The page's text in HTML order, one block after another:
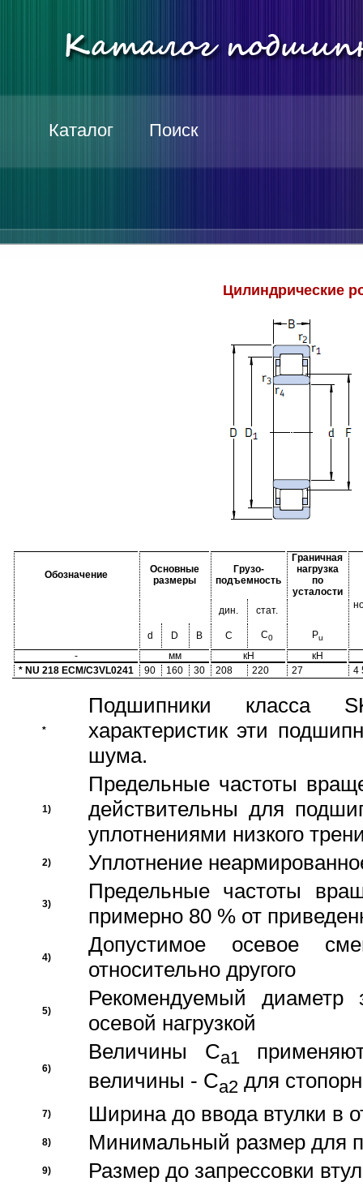
Каталог Поиск
Цилиндрические
Обозначение
Основные
размеры
Грузо-
подъемность
Граничная
нагрузка
по
усталости
дин.
стат.
d D B C C0 Pu
- мм кН
кН
* NU 218 ECM/C3VL0241
90 160 30 208 220 27 4
*
Подшипники класса
характеристик эти
шума.
1)
Предельные частоты
действительны для
уплотнениями низкого
2) Уплотнение
3)
Предельные частоты
примерно 80 % от
4)
Допустимое осевое
относительно другого
5)
Рекомендуемый диаметр
осевой нагрузкой
6)
Величины Ca1
величины - Ca2 для
7) Ширина до ввода втулки в
8) Минимальный размер для
9) Размер до запрессовки